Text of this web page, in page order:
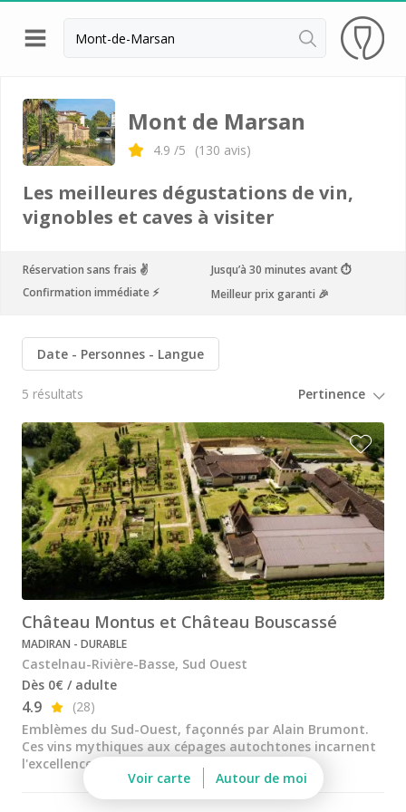
Retour
Visite cave & distillerie Armagnac
Visite cave & dégustation vin Bergerac
Visite cave & dégustation vin Gaillac
Cave de Crouseilles
Château Boujac
Domaine Gayrard
Ateliers dégustation vin & fromage
Ateliers dégustation rhum
Ateliers dégustation whisky
Cours d'oenologie
Visite cave & dégustation vin Alsace
Visite cave & dégustation vin Beaujolais
Visite chateau & dégustation vin Bordeaux
Visite cave & dégustation vin Bourgogne
Visite cave & distillerie Calvados
Visite cave Champagne
Mont de Marsan
4.9 /5 (130 avis)
Les meilleures dégustations de vin,
vignobles et caves à visiter
Réservation sans frais ✌️
Jusqu’à 30 minutes avant ⏱
Confirmation immédiate ⚡️
Meilleur prix garanti 🎉
Date Personnes Langue
5 résultats
Château Montus et Château Bouscassé
MADIRAN - DURABLE
Castelnau-Rivière-Basse, Sud Ouest
Dès 0€ / adulte
4.9
(28)
Emblèmes du Sud-Ouest, façonnés par Alain Brumont.
Ces vins mythiques aux cépages autochtones incarnent
l'excellence viticole
Voir carte
Autour de moi